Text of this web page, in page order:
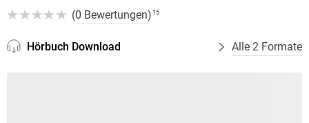
(0 Bewertungen) 15
Hörbuch Download Alle 2 Formate